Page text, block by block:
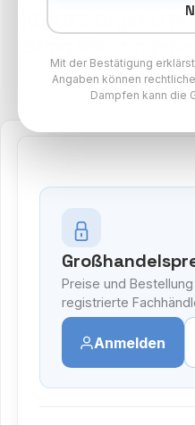
10x SKE Crystal
SKE Crystal Pro 800
Preise und
registrierte
Anmelden
Mit der Bestätigung
Angaben können
Dampfen kann die